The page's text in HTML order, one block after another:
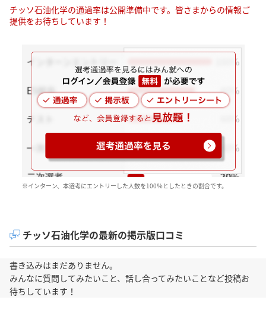
チッソ石油化学の通過率は公開準備中です。皆さまからの情報ご
提供をお待ちしています！
※インターン、本選考にエントリーした人数を100％としたときの割合です。
チッソ石油化学の最新の掲示版口コミ
書き込みはまだありません。
みんなに質問してみたいこと、話し合ってみたいことなど投稿お
待ちしています！